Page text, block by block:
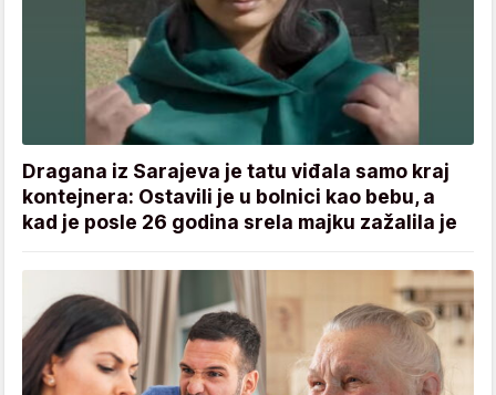
Dragana iz Sarajeva je tatu viđala samo kraj
kontejnera: Ostavili je u bolnici kao bebu, a
kad je posle 26 godina srela majku zažalila je